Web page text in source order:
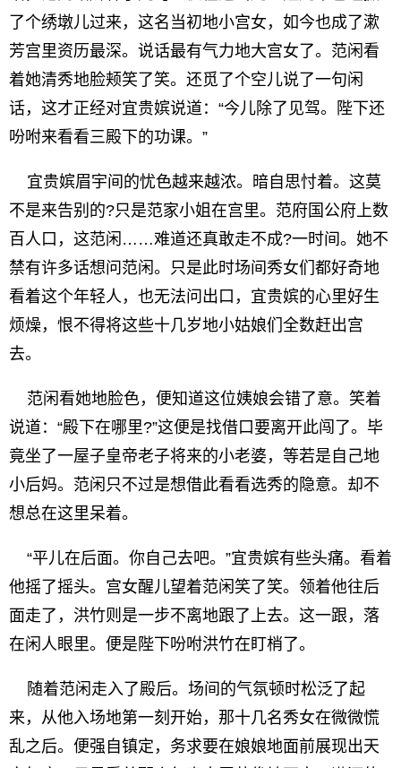
了个绣墩儿过来，这名当初地小宫女，如今也成了漱
芳宫里资历最深。说话最有气力地大宫女了。范闲看
着她清秀地脸颊笑了笑。还觅了个空儿说了一句闲
话，这才正经对宜贵嫔说道：“今儿除了见驾。陛下还
吩咐来看看三殿下的功课。”
宜贵嫔眉宇间的忧色越来越浓。暗自思忖着。这莫
不是来告别的?只是范家小姐在宫里。范府国公府上数
百人口，这范闲……难道还真敢走不成?一时间。她不
禁有许多话想问范闲。只是此时场间秀女们都好奇地
看着这个年轻人，也无法问出口，宜贵嫔的心里好生
烦燥，恨不得将这些十几岁地小姑娘们全数赶出宫
去。
范闲看她地脸色，便知道这位姨娘会错了意。笑着
说道：“殿下在哪里?”这便是找借口要离开此闯了。毕
竟坐了一屋子皇帝老子将来的小老婆，等若是自己地
小后妈。范闲只不过是想借此看看选秀的隐意。却不
想总在这里呆着。
“平儿在后面。你自己去吧。”宜贵嫔有些头痛。看着
他摇了摇头。宫女醒儿望着范闲笑了笑。领着他往后
面走了，洪竹则是一步不离地跟了上去。这一跟，落
在闲人眼里。便是陛下吩咐洪竹在盯梢了。
随着范闲走入了殿后。场间的气氛顿时松泛了起
来，从他入场地第一刻开始，那十几名秀女在微微慌
乱之后。便强自镇定，务求要在娘娘地面前展现出天